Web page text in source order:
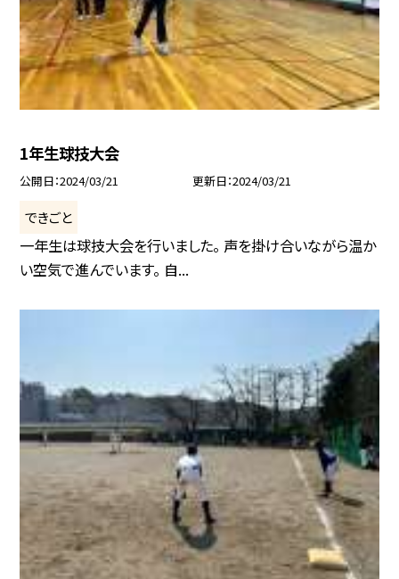
1年生球技大会
公開日 2024/03/21 更新日 2024/03/21
できごと
一年生は球技大会を行いました。 声を掛け合いながら温か
い空気で進んでいます。 自...